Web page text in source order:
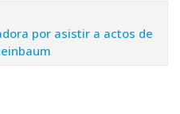
por asistir a actos de